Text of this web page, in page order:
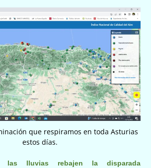
que respiramos en toda Asturias
estos días.
las lluvias rebajen la disparada